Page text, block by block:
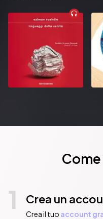
1 Crea un
Crea il tuo account